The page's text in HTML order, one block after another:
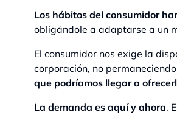
Los hábitos del consumidor
obligándole a adaptarse a un
El consumidor nos exige la
corporación, no
que podríamos llegar a
La demanda es aquí y ahora.